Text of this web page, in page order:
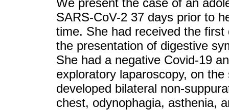
SARS-CoV-2 37 days prior to
time. She had received the
the presentation of digestive
She had a negative Covid-19
exploratory laparoscopy, on
developed bilateral non-
chest, odynophagia, asthenia,